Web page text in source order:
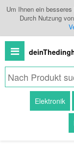
Um Ihnen ein
Durch Nutzung
Produkte
Elektronik